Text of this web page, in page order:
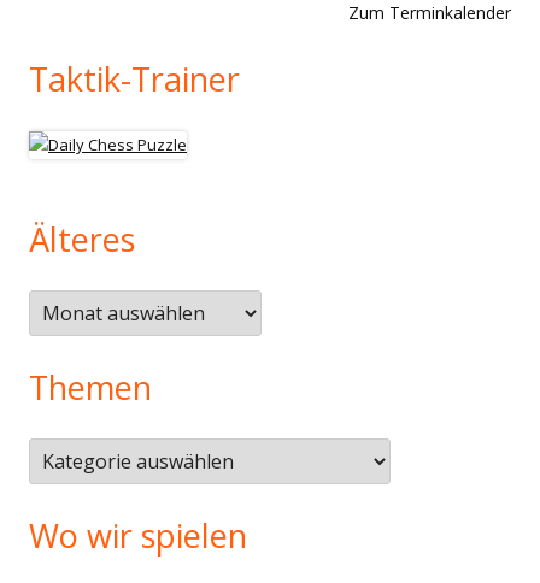
Zum Terminkalender
Taktik-Trainer
Älteres
Älteres
Themen
Themen
Wo wir spielen